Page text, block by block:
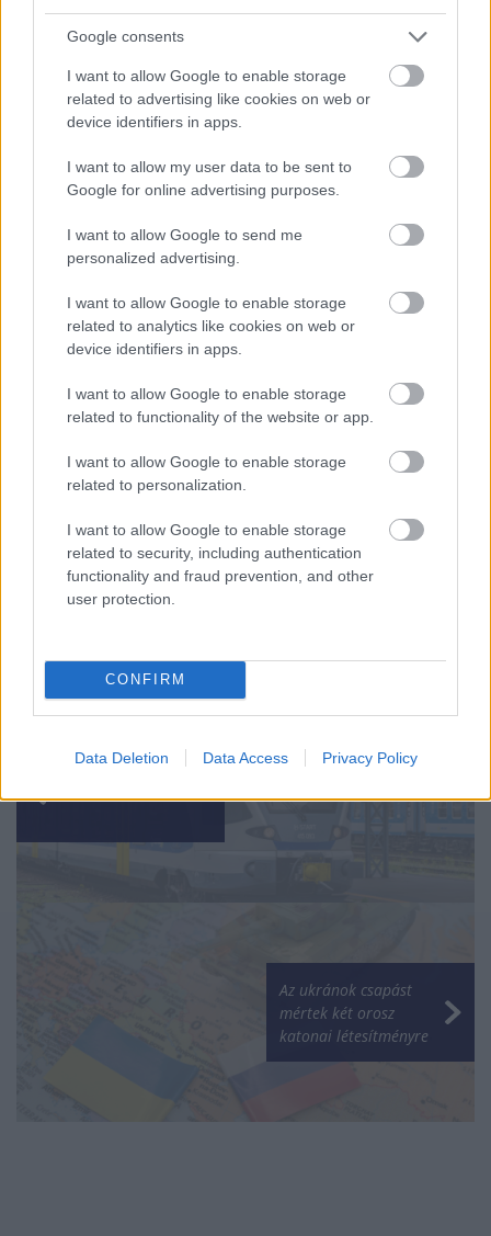
Google consents
I want to allow Google to enable storage
related to advertising like cookies on web or
device identifiers in apps.
I want to allow my user data to be sent to
Google for online advertising purposes.
I want to allow Google to send me
personalized advertising.
I want to allow Google to enable storage
related to analytics like cookies on web or
device identifiers in apps.
I want to allow Google to enable storage
related to functionality of the website or app.
I want to allow Google to enable storage
related to personalization.
I want to allow Google to enable storage
related to security, including authentication
functionality and fraud prevention, and other
user protection.
CONFIRM
Data Deletion Data Access Privacy Policy
Minden idők legjövedelmezőbbje és
legdrágábbja volt az amerikai foci vb -
gyorsmérleg
Mi lett Alain Delon vagyonával? Adóhatósági
csavar a sztoriban
HÍREK 2026. júl. 19.
Akkora a hőség, hogy
vizet oszt a MÁV
Az ukránok csapást
mértek két orosz
katonai létesítményre